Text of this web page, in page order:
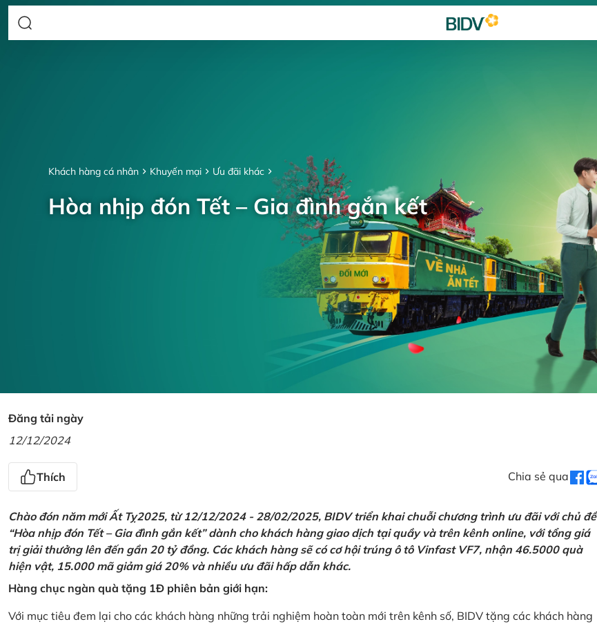
Khách hàng cá nhân Khuyến mại Ưu đãi khác
Hòa nhịp đón Tết – Gia đình gắn kết
Đăng tải ngày
12/12/2024
Thích Chia sẻ qua
Chào đón năm mới Ất Tỵ2025, từ 12/12/2024 - 28/02/2025, BIDV triển khai chuỗi chương trình ưu đãi với chủ đề
“Hòa nhịp đón Tết – Gia đình gắn kết” dành cho khách hàng giao dịch tại quầy và trên kênh online, với tổng giá
trị giải thưởng lên đến gần 20 tỷ đồng. Các khách hàng sẽ có cơ hội trúng ô tô Vinfast VF7, nhận 46.5000 quà
hiện vật, 15.000 mã giảm giá 20% và nhiều ưu đãi hấp dẫn khác.
Hàng chục ngàn quà tặng 1Đ phiên bản giới hạn:
Với mục tiêu đem lại cho các khách hàng những trải nghiệm hoàn toàn mới trên kênh số, BIDV tặng các khách hàng